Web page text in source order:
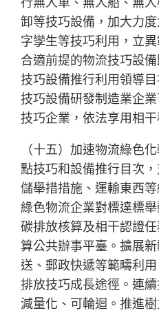
卸等技巧設備，加大力
字孿生等技巧利用，立
合適前提的物流技巧設
技巧設備推行利用領導
技巧設備研發制造業企
技巧企業，依法享用相干
（十五）加速物流綠色
點技巧和設備推行目次
儲舉措措施、運輸東西
綠色物流企業對標達標
碳排放核算及相干認證
算公共辦事平臺。擴展
送、郵政快遞等範疇利
排放技巧成長途徑。連
減量化、可輪迴。推進